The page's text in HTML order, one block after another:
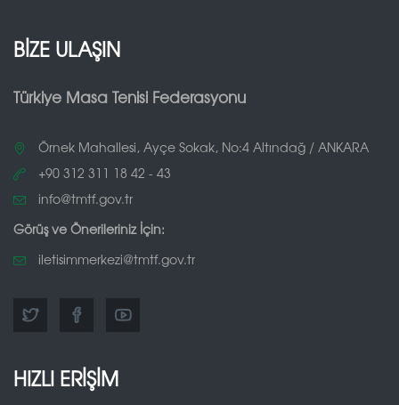
BİZE ULAŞIN
Türkiye Masa Tenisi Federasyonu
Örnek Mahallesi, Ayçe Sokak, No:4 Altındağ / ANKARA
+90 312 311 18 42 - 43
info@tmtf.gov.tr
Görüş ve Önerileriniz İçin:
iletisimmerkezi@tmtf.gov.tr
HIZLI ERİŞİM